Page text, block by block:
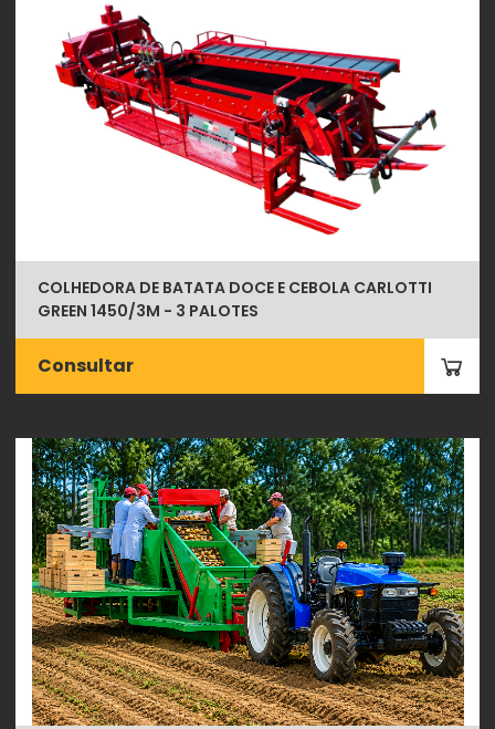
COLHEDORA DE BATATA DOCE E CEBOLA CARLOTTI
GREEN 1450/3M - 3 PALOTES
Consultar